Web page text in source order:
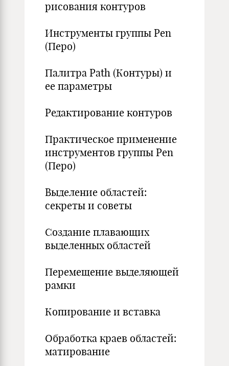
рисования контуров
Инструменты группы Pen
(Перо)
Палитра Path (Контуры) и
ее параметры
Редактирование контуров
Практическое применение
инструментов группы Pen
(Перо)
Выделение областей:
секреты и советы
Создание плавающих
выделенных областей
Перемещение выделяющей
рамки
Копирование и вставка
Обработка краев областей:
матирование